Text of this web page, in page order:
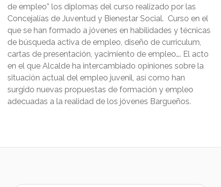
de empleo” los diplomas del curso realizado por las
Concejalías de Juventud y Bienestar Social. Curso en el
que se han formado a jóvenes en habilidades y técnicas
de búsqueda activa de empleo, diseño de curriculum,
cartas de presentación, yacimiento de empleo…. El acto
en el que Alcalde ha intercambiado opiniones sobre la
situación actual del empleo juvenil, así como han
surgido nuevas propuestas de formación y empleo
adecuadas a la realidad de los jóvenes Bargueños.